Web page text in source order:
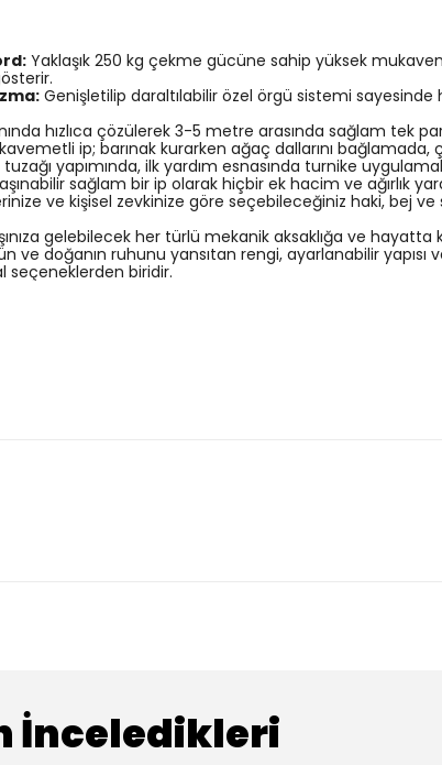
Yaklaşık 250 kg çekme gücüne sahip yüksek
Genişletilip daraltılabilir özel örgü sistemi
hızlıca çözülerek 3-5 metre arasında sağlam tek
ip; barınak kurarken ağaç dallarını bağlamada,
yapımında, ilk yardım esnasında turnike
sağlam bir ip olarak hiçbir ek hacim ve ağırlık
ve kişisel zevkinize göre seçebileceğiniz haki, bej
gelebilecek her türlü mekanik aksaklığa ve hayatta
ve doğanın ruhunu yansıtan rengi, ayarlanabilir
seçeneklerden biridir.
İnceledikleri